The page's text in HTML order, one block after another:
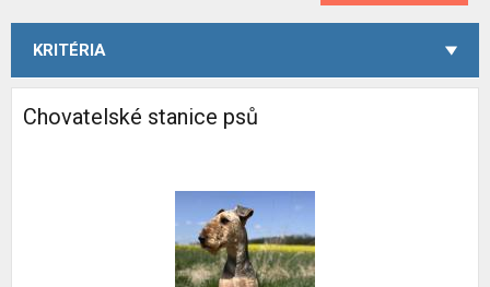
KRITÉRIA
Chovatelské stanice psů